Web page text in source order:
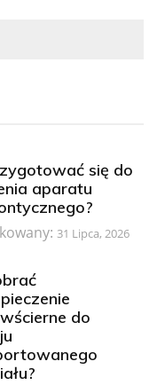
się do
aparatu
31 Lipca, 2026
do